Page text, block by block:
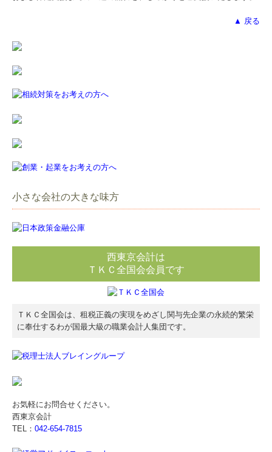
小さな会社の大きな味方
西東京会計は
ＴＫＣ全国会会員です
ＴＫＣ全国会は、租税正義の実現をめざし関与先企業の永続的繁栄
に奉仕するわが国最大級の職業会計人集団です。
お気軽にお問合せください。
西東京会計
TEL： 042-654-7815
▲ 戻る